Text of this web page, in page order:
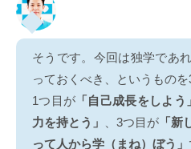
そうです。今回は独学であ
っておくべき、というものを
1つ目が 「自己成長をしよう」
力を持とう」
、3つ目が 「
って人から学（まね）ぼう」